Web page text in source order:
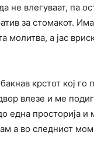
не влегуваат, па
за стомакот.
а јас
крстот кој
влезе и ме
една просторија
а во следниот